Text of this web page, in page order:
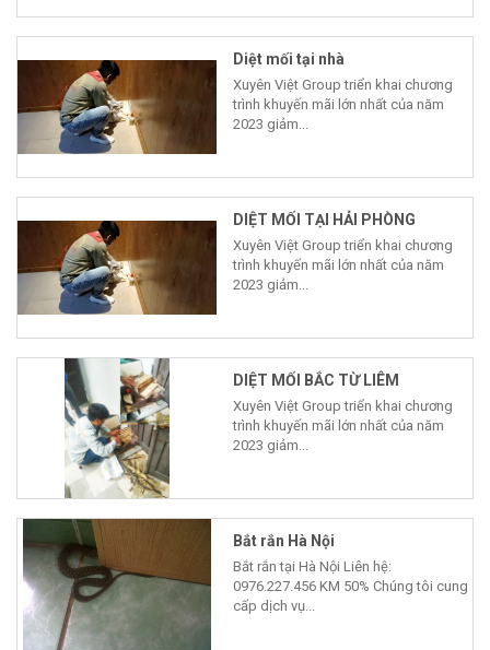
Diệt mối tại nhà
Xuyên Việt Group triển khai chương
trình khuyến mãi lớn nhất của năm
2023 giảm...
DIỆT MỐI TẠI HẢI PHÒNG
Xuyên Việt Group triển khai chương
trình khuyến mãi lớn nhất của năm
2023 giảm...
DIỆT MỐI BẮC TỪ LIÊM
Xuyên Việt Group triển khai chương
trình khuyến mãi lớn nhất của năm
2023 giảm...
Bắt rắn Hà Nội
Bắt rắn tại Hà Nội Liên hệ:
0976.227.456 KM 50% Chúng tôi cung
cấp dịch vụ...